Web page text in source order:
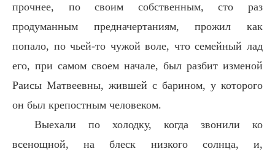
прочнее, по своим собственным, сто раз
продуманным предначертаниям, прожил как
попало, по чьей-то чужой воле, что семейный лад
его, при самом своем начале, был разбит изменой
Раисы Матвеевны, жившей с барином, у которого
он был крепостным человеком.
Выехали по холодку, когда звонили ко
всенощной, на блеск низкого солнца, и,